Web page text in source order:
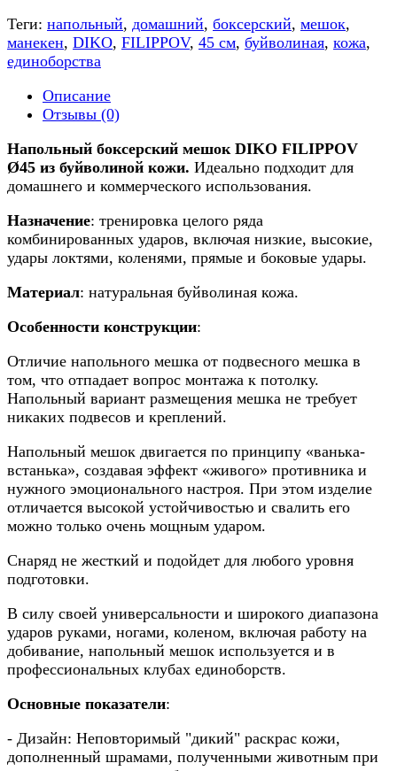
Теги: напольный, домашний, боксерский, мешок,
манекен, DIKO, FILIPPOV, 45 см, буйволиная, кожа,
единоборства
Описание
Отзывы (0)
Напольный боксерский мешок DIKO FILIPPOV
Ø45 из буйволиной кожи. Идеально подходит для
домашнего и коммерческого использования.
Назначение: тренировка целого ряда
комбинированных ударов, включая низкие, высокие,
удары локтями, коленями, прямые и боковые удары.
Материал: натуральная буйволиная кожа.
Особенности конструкции:
Отличие напольного мешка от подвесного мешка в
том, что отпадает вопрос монтажа к потолку.
Напольный вариант размещения мешка не требует
никаких подвесов и креплений.
Напольный мешок двигается по принципу «ванька-
встанька», создавая эффект «живого» противника и
нужного эмоционального настроя. При этом изделие
отличается высокой устойчивостью и свалить его
можно только очень мощным ударом.
Снаряд не жесткий и подойдет для любого уровня
подготовки.
В силу своей универсальности и широкого диапазона
ударов руками, ногами, коленом, включая работу на
добивание, напольный мешок используется и в
профессиональных клубах единоборств.
Основные показатели:
- Дизайн: Неповторимый "дикий" раскрас кожи,
дополненный шрамами, полученными животным при